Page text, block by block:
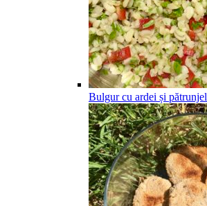
Bulgur cu ardei și pătrunjel